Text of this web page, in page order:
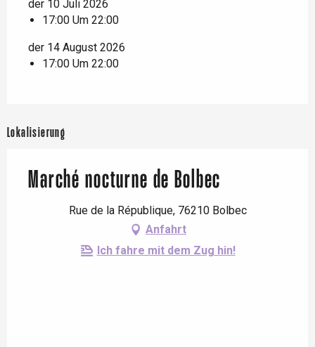
der 10 Juli 2026
17:00 Um 22:00
der 14 August 2026
17:00 Um 22:00
Lokalisierung
Marché nocturne de Bolbec
Rue de la République, 76210 Bolbec
Anfahrt
Ich fahre mit dem Zug hin!